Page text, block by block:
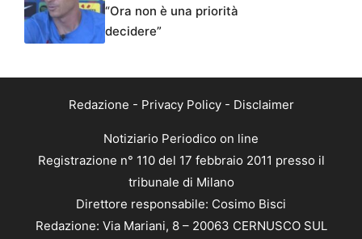
“Ora non è una priorità
decidere”
Redazione - Privacy Policy- Disclaimer
Notiziario Periodico on line
Registrazione n° 110 del 17 febbraio 2011 presso il
tribunale di Milano
Direttore responsabile: Cosimo Bisci
Redazione: Via Mariani, 8 – 20063 CERNUSCO SUL